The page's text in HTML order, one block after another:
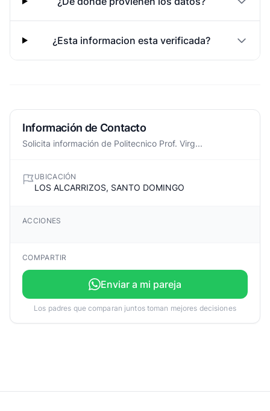
¿Esta informacion esta verificada?
Información de Contacto
Solicita información de Politecnico Prof. Virg...
UBICACIÓN
LOS ALCARRIZOS, SANTO DOMINGO
ACCIONES
COMPARTIR
Enviar a mi pareja
Los padres que comparan juntos toman mejores decisiones